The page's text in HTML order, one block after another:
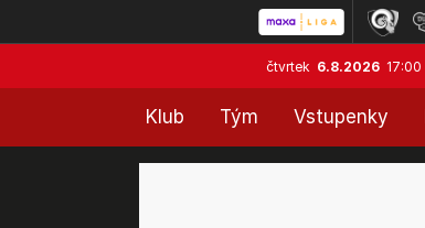
čtvrtek 6.8.2026 17:00
Klub Tým Vstupenky